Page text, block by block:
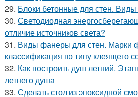
29. Блоки бетонные для стен.
30. Светодиодная
отличие источников света?
31. Виды фанеры для стен. Марки
классификация по типу клеящего
32. Как построить душ летний.
летнего душа
33. Сделать стол из эпоксидной